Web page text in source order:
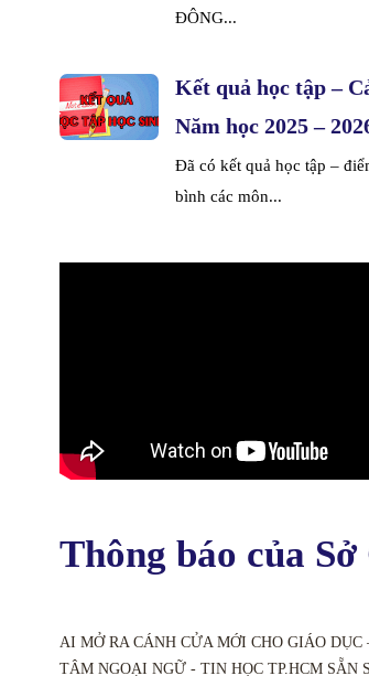
ĐÔNG...
Kết quả học tập –
Năm học 2025 –
Đã có kết quả học tập –
bình các môn...
Thông báo của Sở
AI MỞ RA CÁNH CỬA MỚI CHO GIÁO DỤC
TÂM NGOẠI NGỮ - TIN HỌC TP.HCM SẴN